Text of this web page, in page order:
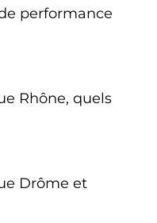
performance
Rhône, quels
Drôme et